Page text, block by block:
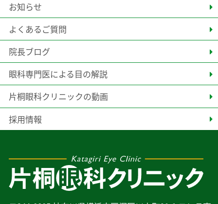
お知らせ
よくあるご質問
院長ブログ
眼科専門医による目の解説
片桐眼科クリニックの動画
採用情報